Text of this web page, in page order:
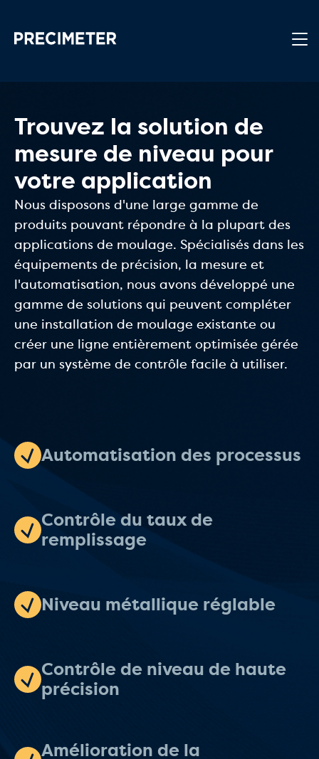
Trouvez la solution de
mesure de niveau pour
votre application
Nous disposons d'une large gamme de
produits pouvant répondre à la plupart des
applications de moulage. Spécialisés dans les
équipements de précision, la mesure et
l'automatisation, nous avons développé une
gamme de solutions qui peuvent compléter
une installation de moulage existante ou
créer une ligne entièrement optimisée gérée
par un système de contrôle facile à utiliser.
Automatisation des processus
Contrôle du taux de
remplissage
Niveau métallique réglable
Contrôle de niveau de haute
précision
Amélioration de la